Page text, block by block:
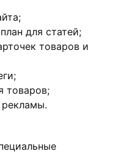
для статей;
товаров и
товаров;